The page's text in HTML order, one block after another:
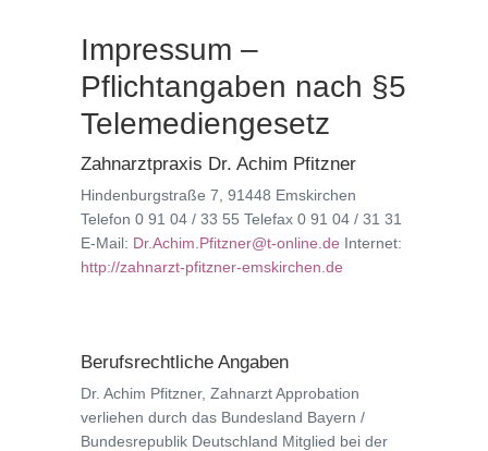
Impressum –
Pflichtangaben nach §5
Telemediengesetz
Zahnarztpraxis Dr. Achim Pfitzner
Hindenburgstraße 7, 91448 Emskirchen
Telefon 0 91 04 / 33 55 Telefax 0 91 04 / 31 31
E-Mail: Dr.Achim.Pfitzner@t-online.de Internet:
http://zahnarzt-pfitzner-emskirchen.de
Berufsrechtliche Angaben
Dr. Achim Pfitzner, Zahnarzt Approbation
verliehen durch das Bundesland Bayern /
Bundesrepublik Deutschland Mitglied bei der